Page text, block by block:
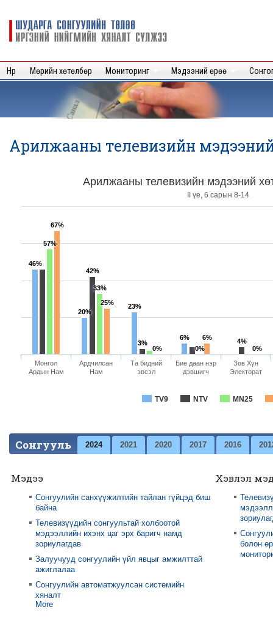
Шударга
сонгуулийн
нийгмийн
хяналт
Нүүр Мөрийн хөтөлбөр Мониторинг Мэдээний өрөө
Арилжааны телевизийн мэдээний
Арилжааны телевизийн мэдээний
II үе, 6 сарын 8-14
46%
20%
23%
6%
42%
3% 4%
57%
33%
0%
67%
25%
0%
6%
0%
TV9 NTV MN25
Монгол
Ардын Нам
Ардчилсан
Нам
Та бидний
эвсэл
Бие даан нэр
дэвшигч
Зөв Хүн
Электорат
Сонгууль 2024 2021 2020 2017 2016
Мэдээ
Сонгуулийн санхүүжилтийн тайлан гүйцэд биш
байна
Телевизүүдийн сонгуультай холбоотой
мэдээллийн ихэнх цаг эрх баригч намд
зориулагдав
Залуучууд сонгуулийн үйл явцыг амжилттай
ажиглалаа
Сонгуулийн автоматжуулсан системийн
хяналт
More
Хэвлэл
болон